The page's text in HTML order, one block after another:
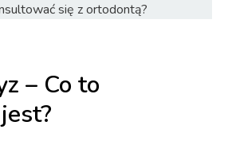
się z ortodontą?
– Co to